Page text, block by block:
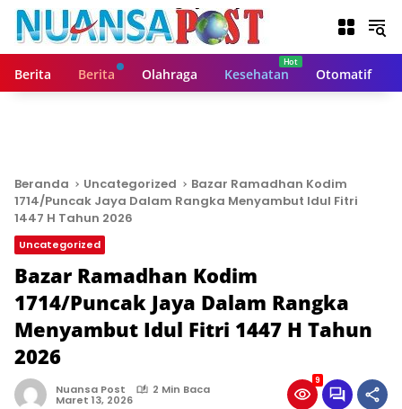
Berita Berita Olahraga Kesehatan Otomatif
Beranda Uncategorized
Bazar Ramadhan Kodim
1714/Puncak Jaya Dalam Rangka Menyambut Idul Fitri
1447 H Tahun 2026
Uncategorized
Bazar Ramadhan Kodim
1714/Puncak Jaya Dalam Rangka
Menyambut Idul Fitri 1447 H Tahun
2026
Nuansa Post 2 Min Baca
Maret 13, 2026
9